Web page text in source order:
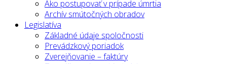
Ako postupovať v prípade úmrtia
Archív smútočných obradov
Legislatíva
Základné údaje spoločnosti
Prevádzkový poriadok
Zverejňovanie – faktúry